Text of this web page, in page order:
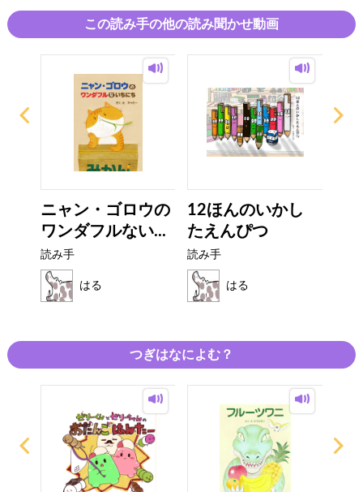
この読み手の他の読み聞かせ動画
ニャン・ゴロウの
ワンダフルない...
読み手
はる
12ほんのいかし
たえんぴつ
読み手
はる
つぎはなによむ？